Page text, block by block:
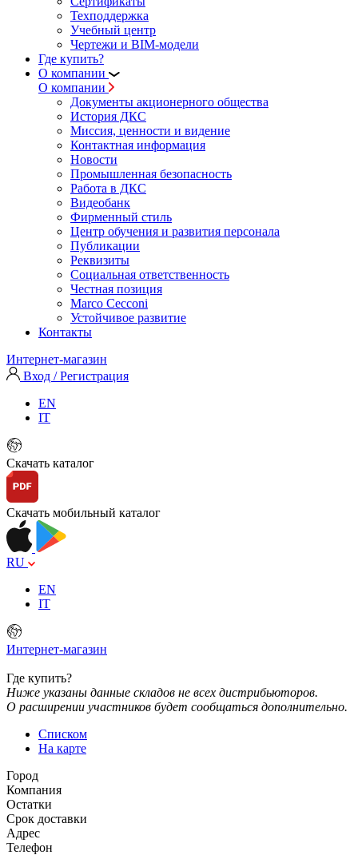
Техподдержка
Учебный центр
Чертежи и BIM-модели
Где купить?
О компании
О компании
Документы акционерного общества
История ДКС
Миссия, ценности и видение
Контактная информация
Новости
Промышленная безопасность
Работа в ДКС
Видеобанк
Фирменный стиль
Центр обучения и развития персонала
Публикации
Реквизиты
Социальная ответственность
Честная позиция
Marco Cecconi
Устойчивое развитие
Контакты
Интернет-магазин
Вход / Регистрация
EN
IT
Скачать каталог
Скачать мобильный каталог
RU
EN
IT
Интернет-магазин
Где купить?
Ниже указаны данные складов не всех дистрибьюторов.
О расширении участников будет сообщаться дополнительно.
Списком
На карте
Город
Компания
Остатки
Срок доставки
Адрес
Телефон